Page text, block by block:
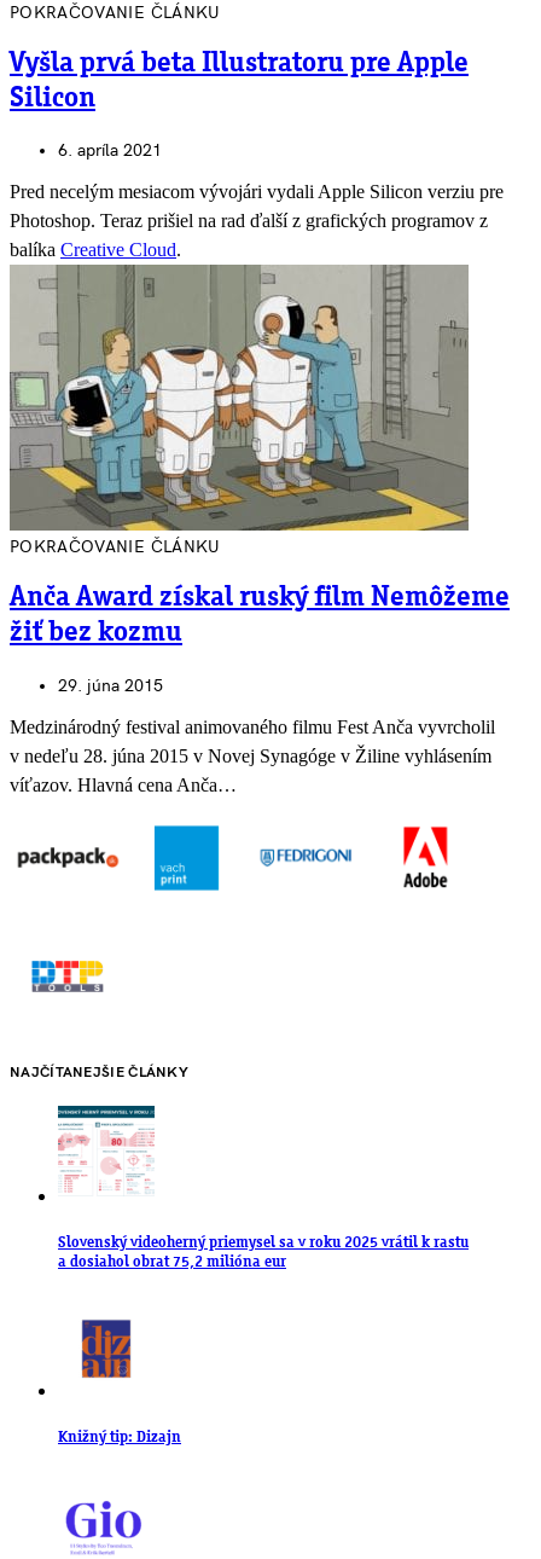
POKRAČOVANIE ČLÁNKU
Vyšla prvá beta Illustratoru pre Apple
Silicon
6. apríla 2021
Pred necelým mesiacom vývojári vydali Apple Silicon verziu pre
Photoshop. Teraz prišiel na rad ďalší z grafických programov z
balíka Creative Cloud.
POKRAČOVANIE ČLÁNKU
Anča Award získal ruský film Nemôžeme
žiť bez kozmu
29. júna 2015
Medzinárodný festival animovaného filmu Fest Anča vyvrcholil
v nedeľu 28. júna 2015 v Novej Synagóge v Žiline vyhlásením
víťazov. Hlavná cena Anča…
NAJČÍTANEJŠIE ČLÁNKY
Slovenský videoherný priemysel sa v roku 2025 vrátil k rastu
a dosiahol obrat 75,2 milióna eur
Knižný tip: Dizajn